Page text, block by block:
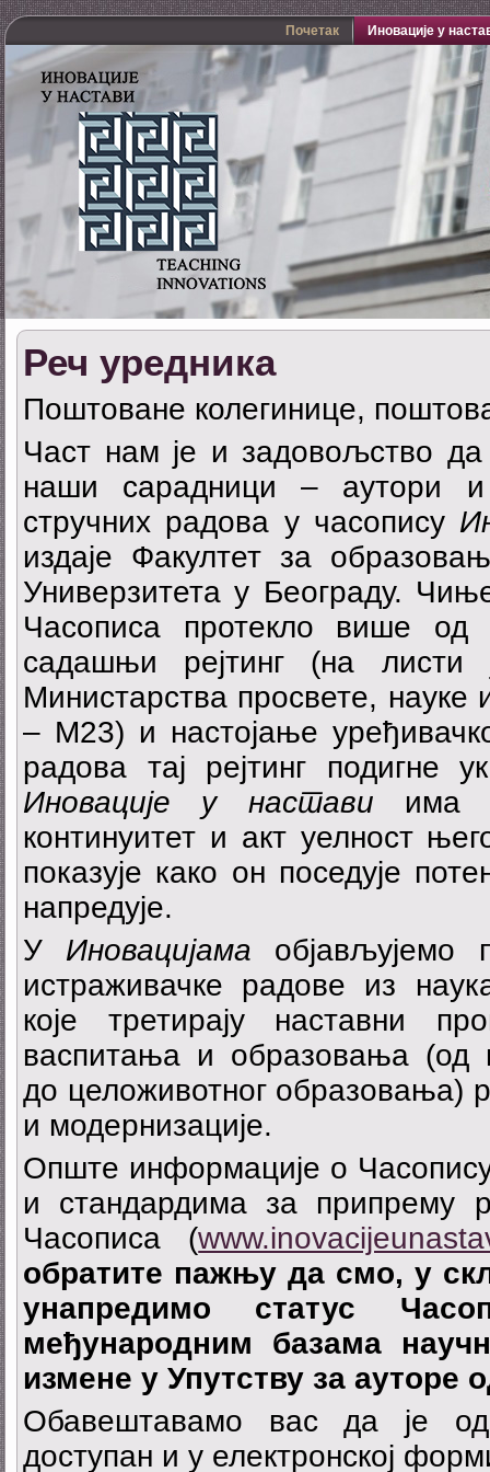
Почетак Иновације у
Реч уредника
Поштоване колегинице,
Част нам је и задовољство
наши сарадници – аутори и
стручних радова у часопису
издаје Факултет за
Универзитета у Београду.
Часописа протекло више од
садашњи рејтинг (на листи
Министарства просвете, науке
– M23) и настојање
радова тај рејтинг подигне
Иновације у настави има
континуитет и акт уелност
показује како он поседује
напредује.
У Иновацијама објављујемо
истраживачке радове из
које третирају наставни
васпитања и образовања (од
до целоживотног образовања)
и модернизације.
Опште информације о
и стандардима за припрему
Часописа (
обратите пажњу да смо, у
унапредимо статус
међународним базама
измене у Упутству за ауторе
Обавештавамо вас да је
доступан и у електронској